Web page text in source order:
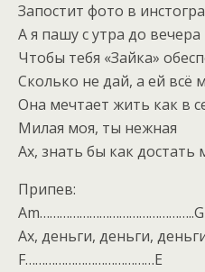
Запостит фото в
А я пашу с утра до вечера
Чтобы тебя «Зайка»
Сколько не дай, а ей всё
Она мечтает жить как в
Милая моя, ты нежная
Ах, знать бы как достать
Припев:
Am………………………………………..G
Ах, деньги, деньги,
F…………………………………E